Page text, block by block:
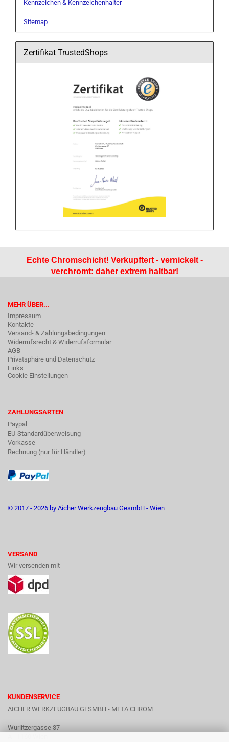
Kennzeichen & Kennzeichenhalter
Sitemap
Zertifikat TrustedShops
Echte Chromschicht! Verkupftert - vernickelt -
verchromt: daher extrem haltbar!
MEHR ÜBER...
Impressum
Kontakte
Versand- & Zahlungsbedingungen
Widerrufsrecht & Widerrufsformular
AGB
Privatsphäre und Datenschutz
Links
Cookie Einstellungen
ZAHLUNGSARTEN
Paypal
EU-Standardüberweisung
Vorkasse
Rechnung (nur für Händler)
© 2017 - 2026 by Aicher Werkzeugbau GesmbH - Wien
VERSAND
Wir versenden mit
KUNDENSERVICE
AICHER WERKZEUGBAU GESMBH - META CHROM
Wurlitzergasse 37